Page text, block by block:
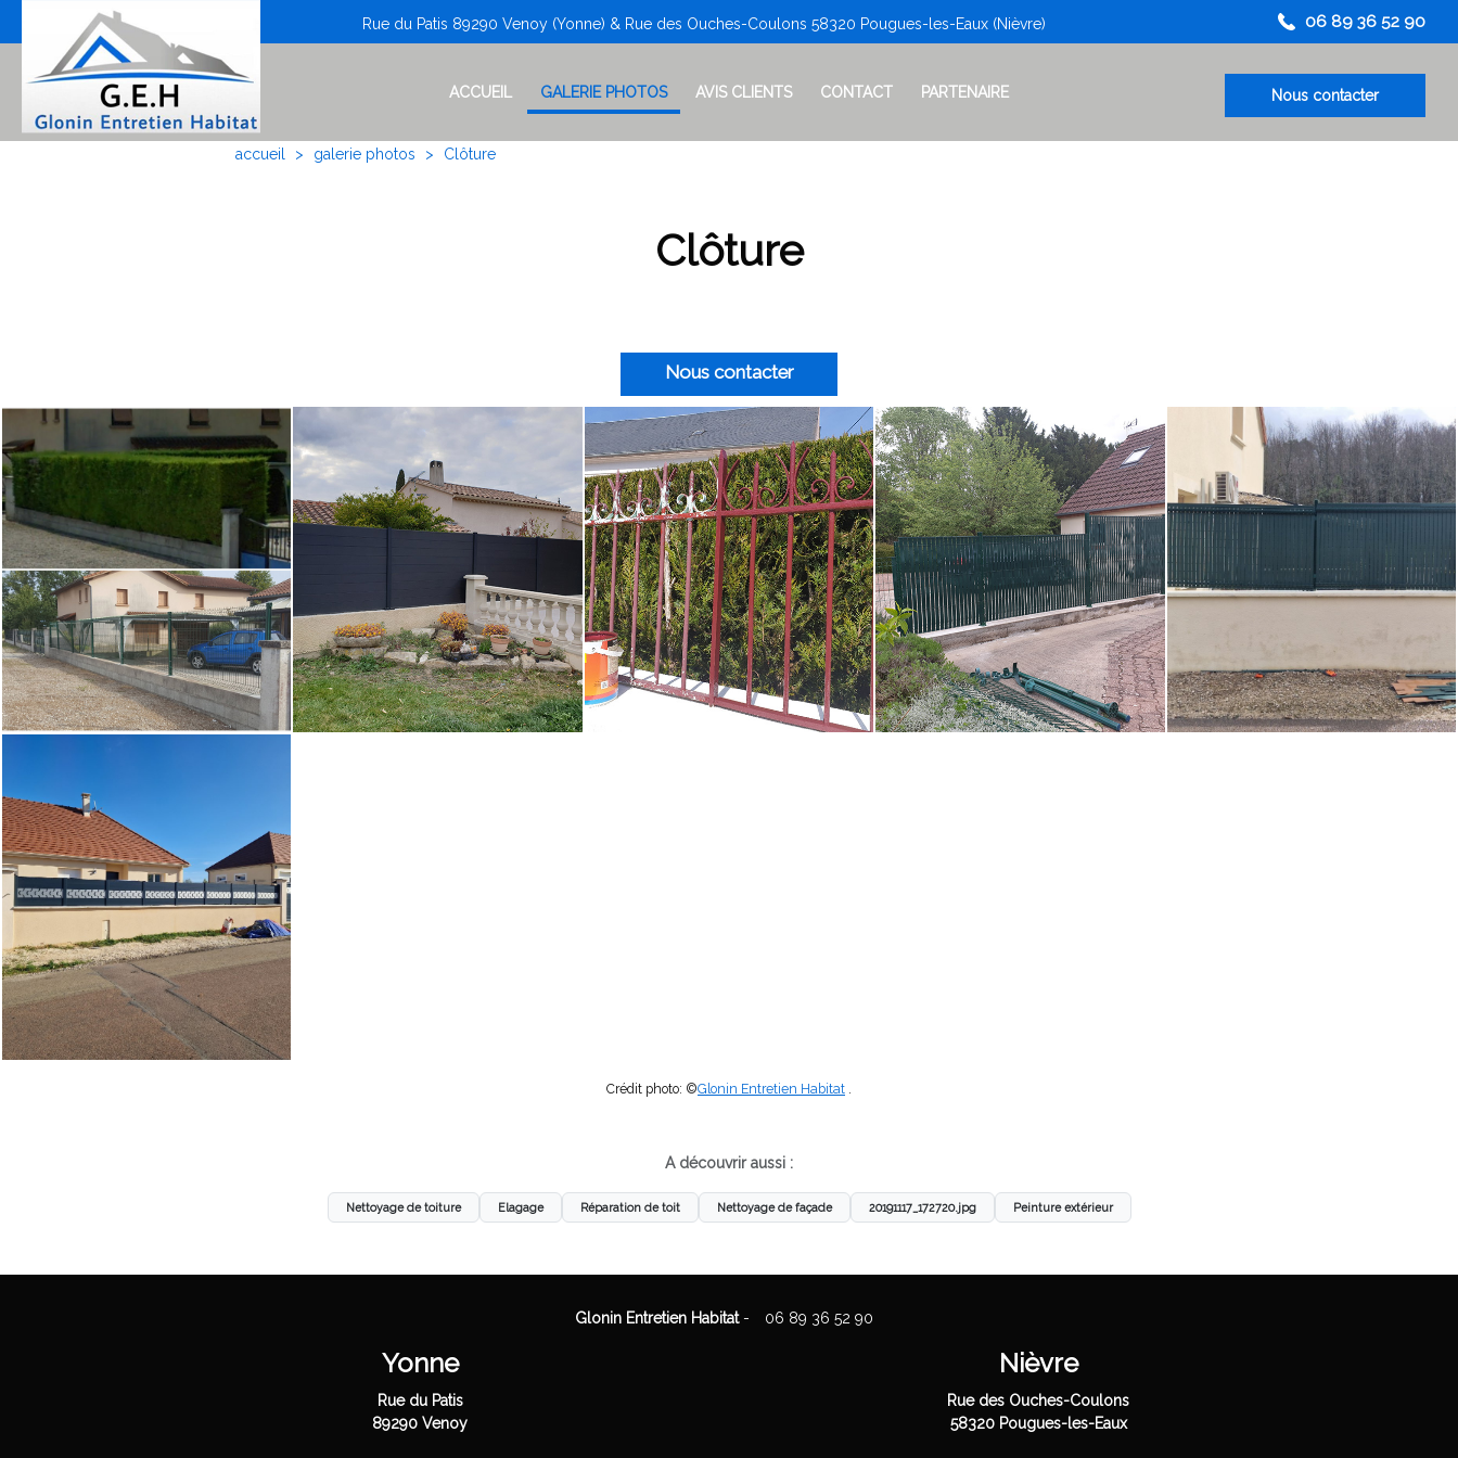
Rue du Patis 89290 Venoy (Yonne) & Rue des Ouches-Coulons 58320 Pougues-les-Eaux (Nièvre)
Nous contacter
06 89 36 52 90
ACCUEIL GALERIE PHOTOS AVIS CLIENTS CONTACT PARTENAIRE
accueil galerie photos Clôture
Clôture
Nous contacter
Crédit photo: ©Glonin Entretien Habitat .
A découvrir aussi :
Nettoyage de toiture Elagage Réparation de toit Nettoyage de façade 20191117_172720.jpg Peinture extérieur
Glonin Entretien Habitat- 06 89 36 52 90
Yonne
Rue du Patis
89290 Venoy
Nièvre
Rue des Ouches-Coulons
58320 Pougues-les-Eaux